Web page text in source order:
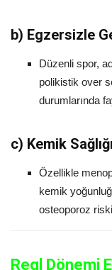
b) Egzersizle
Düzenli spor,
polikistik over
durumlarında
c) Kemik
Özellikle
kemik
osteoporoz
Regl Dönemi